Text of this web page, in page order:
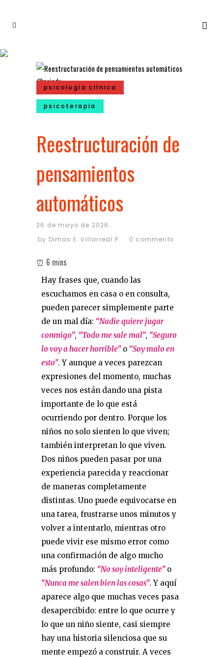
psicología clínica
psicoterapia
Reestructuración de
pensamientos
automáticos
26 de mayo de 2026
by Dimas E. Villarreal P. 0 comments
Hay frases que, cuando las
escuchamos en casa o en consulta,
pueden parecer simplemente parte
de un mal día: “Nadie quiere jugar
conmigo”, “Todo me sale mal”, “Seguro
lo voy a hacer horrible”o “Soy malo en
esto”. Y aunque a veces parezcan
expresiones del momento, muchas
veces nos están dando una pista
importante de lo que está
ocurriendo por dentro. Porque los
niños no solo sienten lo que viven;
también interpretan lo que viven.
Dos niños pueden pasar por una
experiencia parecida y reaccionar
de maneras completamente
distintas. Uno puede equivocarse en
una tarea, frustrarse unos minutos y
volver a intentarlo, mientras otro
puede vivir ese mismo error como
una confirmación de algo mucho
más profundo: “No soy inteligente”o
“Nunca me salen bien las cosas”. Y aquí
aparece algo que muchas veces pasa
desapercibido: entre lo que ocurre y
lo que un niño siente, casi siempre
hay una historia silenciosa que su
mente empezó a construir. A veces